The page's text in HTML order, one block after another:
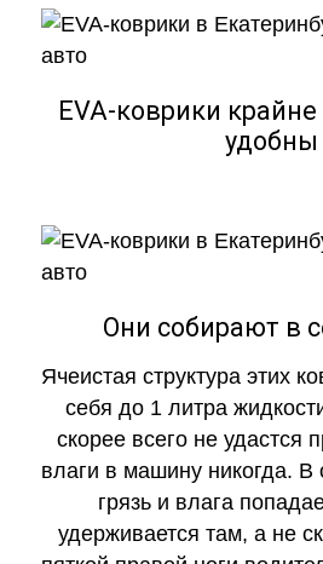
EVA-коврики
удобны
Они собирают в
Ячеистая структура этих
себя до 1 литра
скорее всего не удастся
влаги в машину никогда. В
грязь и влага
удерживается там, а не